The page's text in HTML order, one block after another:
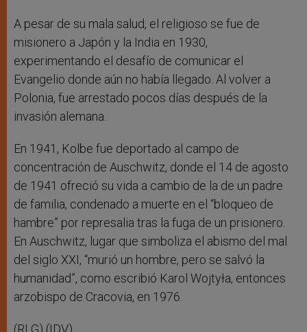
A pesar de su mala salud, el religioso se fue de
misionero a Japón y la India en 1930,
experimentando el desafío de comunicar el
Evangelio donde aún no había llegado. Al volver a
Polonia, fue arrestado pocos días después de la
invasión alemana.
En 1941, Kolbe fue deportado al campo de
concentración de Auschwitz, donde el 14 de agosto
de 1941 ofreció su vida a cambio de la de un padre
de familia, condenado a muerte en el “bloqueo de
hambre” por represalia tras la fuga de un prisionero.
En Auschwitz, lugar que simboliza el abismo del mal
del siglo XXI, “murió un hombre, pero se salvó la
humanidad”, como escribió Karol Wojtyła, entonces
arzobispo de Cracovia, en 1976.
(RLG) (IDV)